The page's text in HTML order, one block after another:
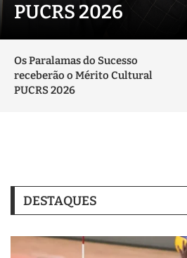
PUCRS 2026
Os Paralamas do Sucesso
receberão o Mérito Cultural
PUCRS 2026
DESTAQUES